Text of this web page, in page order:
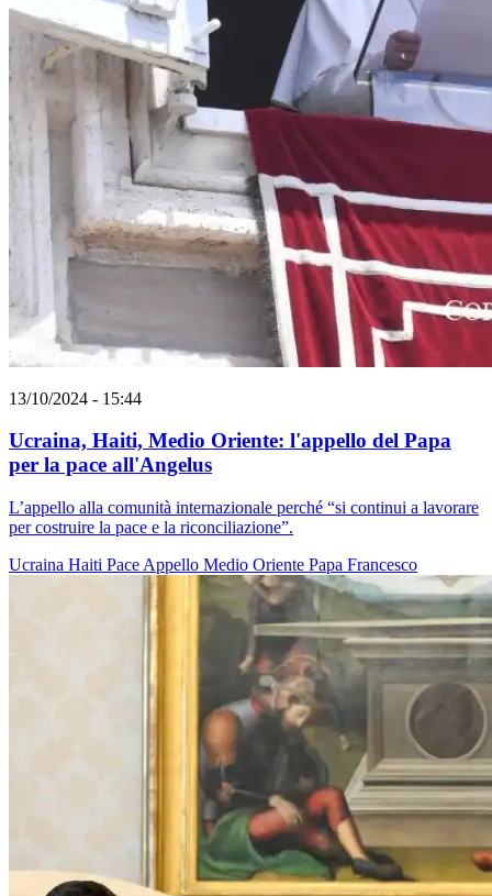
13/10/2024 - 15:44
Ucraina, Haiti, Medio Oriente: l'appello del Papa
per la pace all'Angelus
L’appello alla comunità internazionale perché “si continui a lavorare
per costruire la pace e la riconciliazione”.
Ucraina Haiti Pace Appello Medio Oriente Papa Francesco